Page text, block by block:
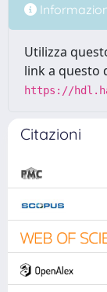
Utilizza
link a questo
https://
Citazioni